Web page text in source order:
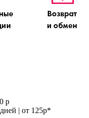
р
| от 125р*